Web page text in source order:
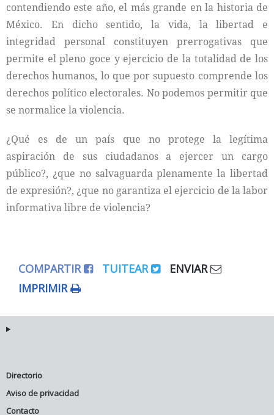
contendiendo este año, el más grande en la historia de
México. En dicho sentido, la vida, la libertad e
integridad personal constituyen prerrogativas que
permite el pleno goce y ejercicio de la totalidad de los
derechos humanos, lo que por supuesto comprende los
derechos político electorales. No podemos permitir que
se normalice la violencia.
¿Qué es de un país que no protege la legítima
aspiración de sus ciudadanos a ejercer un cargo
público?, ¿que no salvaguarda plenamente la libertad
de expresión?, ¿que no garantiza el ejercicio de la labor
informativa libre de violencia?
COMPARTIR TUITEAR
ENVIAR
IMPRIMIR
Directorio
Aviso de privacidad
Contacto